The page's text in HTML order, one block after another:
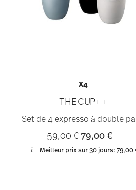
X4
THE CUP+ +
Set de 4 expresso à double
59,00 €Price
79,00 €to
Meilleur prix sur 30 jours: 79,00